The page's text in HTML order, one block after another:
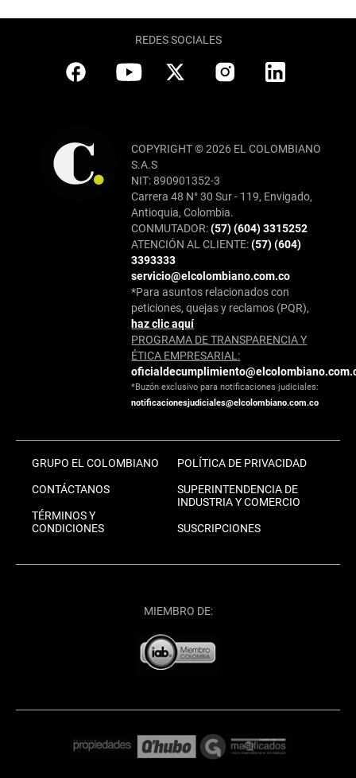
REDES SOCIALES
COPYRIGHT © 2026 EL COLOMBIANO
S.A.S
NIT: 890901352-3
Carrera 48 N° 30 Sur - 119, Envigado,
Antioquia, Colombia.
CONMUTADOR:(57) (604) 3315252
ATENCIÓN AL CLIENTE:(57) (604)
3393333
servicio@elcolombiano.com.co
*Para asuntos relacionados con
peticiones, quejas y reclamos (PQR),
haz clic aquí
PROGRAMA DE TRANSPARENCIA Y
ÉTICA EMPRESARIAL:
*Buzón exclusivo para notificaciones judiciales:
notificacionesjudiciales@elcolombiano.com.co
GRUPO EL COLOMBIANO
CONTÁCTANOS
TÉRMINOS Y
CONDICIONES
POLÍTICA DE PRIVACIDAD
SUPERINTENDENCIA DE
INDUSTRIA Y COMERCIO
SUSCRIPCIONES
MIEMBRO DE: